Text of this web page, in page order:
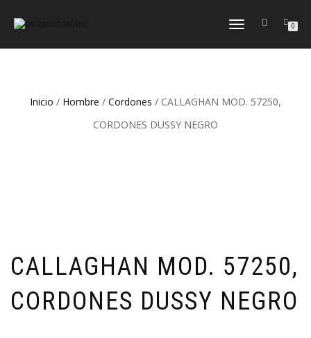
CAMBIAR
0
Inicio / Hombre / Cordones / CALLAGHAN MOD. 57250,
CORDONES DUSSY NEGRO
CALLAGHAN MOD. 57250,
CORDONES DUSSY NEGRO